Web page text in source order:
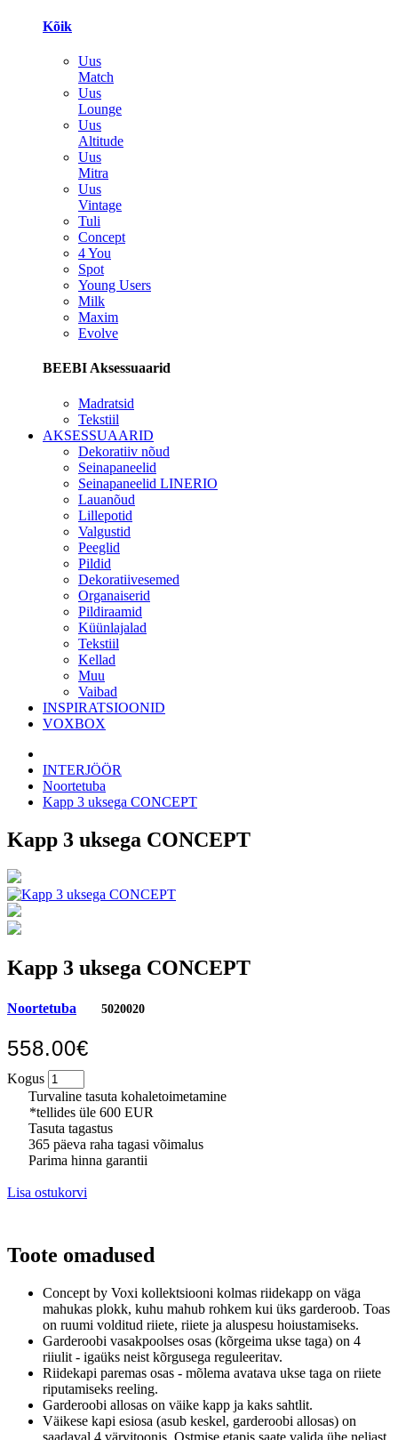
Kõik
Uus
Match
Uus
Lounge
Uus
Altitude
Uus
Mitra
Uus
Vintage
Tuli
Concept
4 You
Spot
Young Users
Milk
Maxim
Evolve
BEEBI Aksessuaarid
Madratsid
Tekstiil
AKSESSUAARID
Dekoratiiv nõud
Seinapaneelid
Seinapaneelid LINERIO
Lauanõud
Lillepotid
Valgustid
Peeglid
Pildid
Dekoratiivesemed
Organaiserid
Pildiraamid
Küünlajalad
Tekstiil
Kellad
Muu
Vaibad
INSPIRATSIOONID
VOXBOX
INTERJÖÖR
Noortetuba
Kapp 3 uksega CONCEPT
Kapp 3 uksega CONCEPT
Kapp 3 uksega CONCEPT
Noortetuba 5020020
558.00€
Kogus
Turvaline tasuta kohaletoimetamine
*tellides üle 600 EUR
Tasuta tagastus
365 päeva raha tagasi võimalus
Parima hinna garantii
Lisa ostukorvi
Toote omadused
Concept by Voxi kollektsiooni kolmas riidekapp on väga
mahukas plokk, kuhu mahub rohkem kui üks garderoob. Toas
on ruumi volditud riiete, riiete ja aluspesu hoiustamiseks.
Garderoobi vasakpoolses osas (kõrgeima ukse taga) on 4
riiulit - igaüks neist kõrgusega reguleeritav.
Riidekapi paremas osas - mõlema avatava ukse taga on riiete
riputamiseks reeling.
Garderoobi allosas on väike kapp ja kaks sahtlit.
Väikese kapi esiosa (asub keskel, garderoobi allosas) on
saadaval 4 värvitoonis. Ostmise etapis saate valida ühe neljast